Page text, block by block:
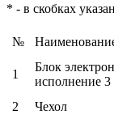
* - в скобках
№
1
Блок
исполнение 3
2 Чехол